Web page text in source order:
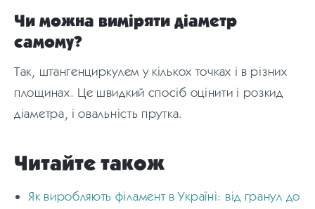
Чи можна виміряти діаметр
самому?
Так, штангенциркулем у кількох точках і в різних
площинах. Це швидкий спосіб оцінити і розкид
діаметра, і овальність прутка.
Читайте також
Як виробляють філамент в Україні: від гранул до